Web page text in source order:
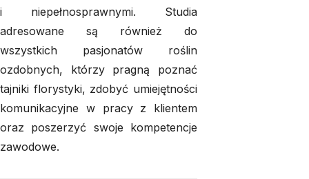
i niepełnosprawnymi. Studia
adresowane są również do
wszystkich pasjonatów roślin
ozdobnych, którzy pragną poznać
tajniki florystyki, zdobyć umiejętności
komunikacyjne w pracy z klientem
oraz poszerzyć swoje kompetencje
zawodowe.